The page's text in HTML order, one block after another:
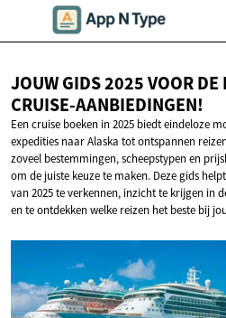
JOUW GIDS 2025 VOOR DE
CRUISE-AANBIEDINGEN!
Een cruise boeken in 2025 biedt eindeloze
expedities naar Alaska tot ontspannen
zoveel bestemmingen, scheepstypen en
om de juiste keuze te maken. Deze gids
van 2025 te verkennen, inzicht te krijgen in
en te ontdekken welke reizen het beste bij